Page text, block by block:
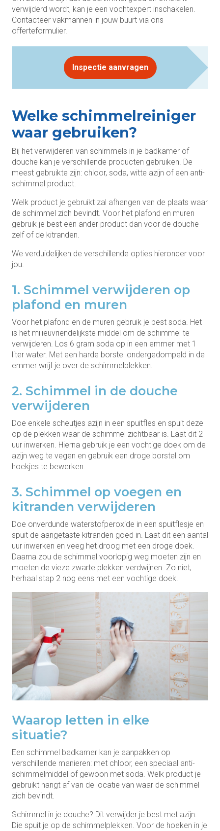
verwijderd wordt, kan je een vochtexpert inschakelen.
Contacteer vakmannen in jouw buurt via ons
offerteformulier.
Inspectie aanvragen
Welke schimmelreiniger
waar gebruiken?
Bij het verwijderen van schimmels in je badkamer of
douche kan je verschillende producten gebruiken. De
meest gebruikte zijn: chloor, soda, witte azijn of een anti-
schimmel product.
Welk product je gebruikt zal afhangen van de plaats waar
de schimmel zich bevindt. Voor het plafond en muren
gebruik je best een ander product dan voor de douche
zelf of de kitranden.
We verduidelijken de verschillende opties hieronder voor
jou.
1. Schimmel verwijderen op
plafond en muren
Voor het plafond en de muren gebruik je best soda. Het
is het milieuvriendelijkste middel om de schimmel te
verwijderen. Los 6 gram soda op in een emmer met 1
liter water. Met een harde borstel ondergedompeld in de
emmer wrijf je over de schimmelplekken.
2. Schimmel in de douche
verwijderen
Doe enkele scheutjes azijn in een spuitfles en spuit deze
op de plekken waar de schimmel zichtbaar is. Laat dit 2
uur inwerken. Hierna gebruik je een vochtige doek om de
azijn weg te vegen en gebruik een droge borstel om
hoekjes te bewerken.
3. Schimmel op voegen en
kitranden verwijderen
Doe onverdunde waterstofperoxide in een spuitflesje en
spuit de aangetaste kitranden goed in. Laat dit een aantal
uur inwerken en veeg het droog met een droge doek.
Daarna zou de schimmel voorlopig weg moeten zijn en
moeten de vieze zwarte plekken verdwijnen. Zo niet,
herhaal stap 2 nog eens met een vochtige doek.
Waarop letten in elke
situatie?
Een schimmel badkamer kan je aanpakken op
verschillende manieren: met chloor, een speciaal anti-
schimmelmiddel of gewoon met soda. Welk product je
gebruikt hangt af van de locatie van waar de schimmel
zich bevindt.
Schimmel in je douche? Dit verwijder je best met azijn.
Die spuit je op de schimmelplekken. Voor de hoeken in je